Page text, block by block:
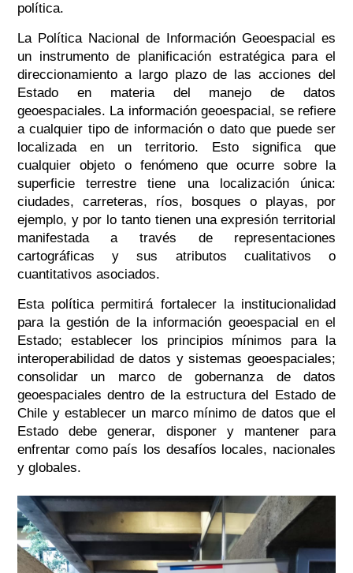
política.
La Política Nacional de Información Geoespacial es
un instrumento de planificación estratégica para el
direccionamiento a largo plazo de las acciones del
Estado en materia del manejo de datos
geoespaciales. La información geoespacial, se refiere
a cualquier tipo de información o dato que puede ser
localizada en un territorio. Esto significa que
cualquier objeto o fenómeno que ocurre sobre la
superficie terrestre tiene una localización única:
ciudades, carreteras, ríos, bosques o playas, por
ejemplo, y por lo tanto tienen una expresión territorial
manifestada a través de representaciones
cartográficas y sus atributos cualitativos o
cuantitativos asociados.
Esta política permitirá fortalecer la institucionalidad
para la gestión de la información geoespacial en el
Estado; establecer los principios mínimos para la
interoperabilidad de datos y sistemas geoespaciales;
consolidar un marco de gobernanza de datos
geoespaciales dentro de la estructura del Estado de
Chile y establecer un marco mínimo de datos que el
Estado debe generar, disponer y mantener para
enfrentar como país los desafíos locales, nacionales
y globales.